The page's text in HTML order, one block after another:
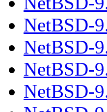
NetBSD-
NetBSD-
NetBSD-
NetBSD-